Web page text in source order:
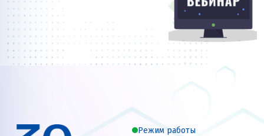
Режим работы